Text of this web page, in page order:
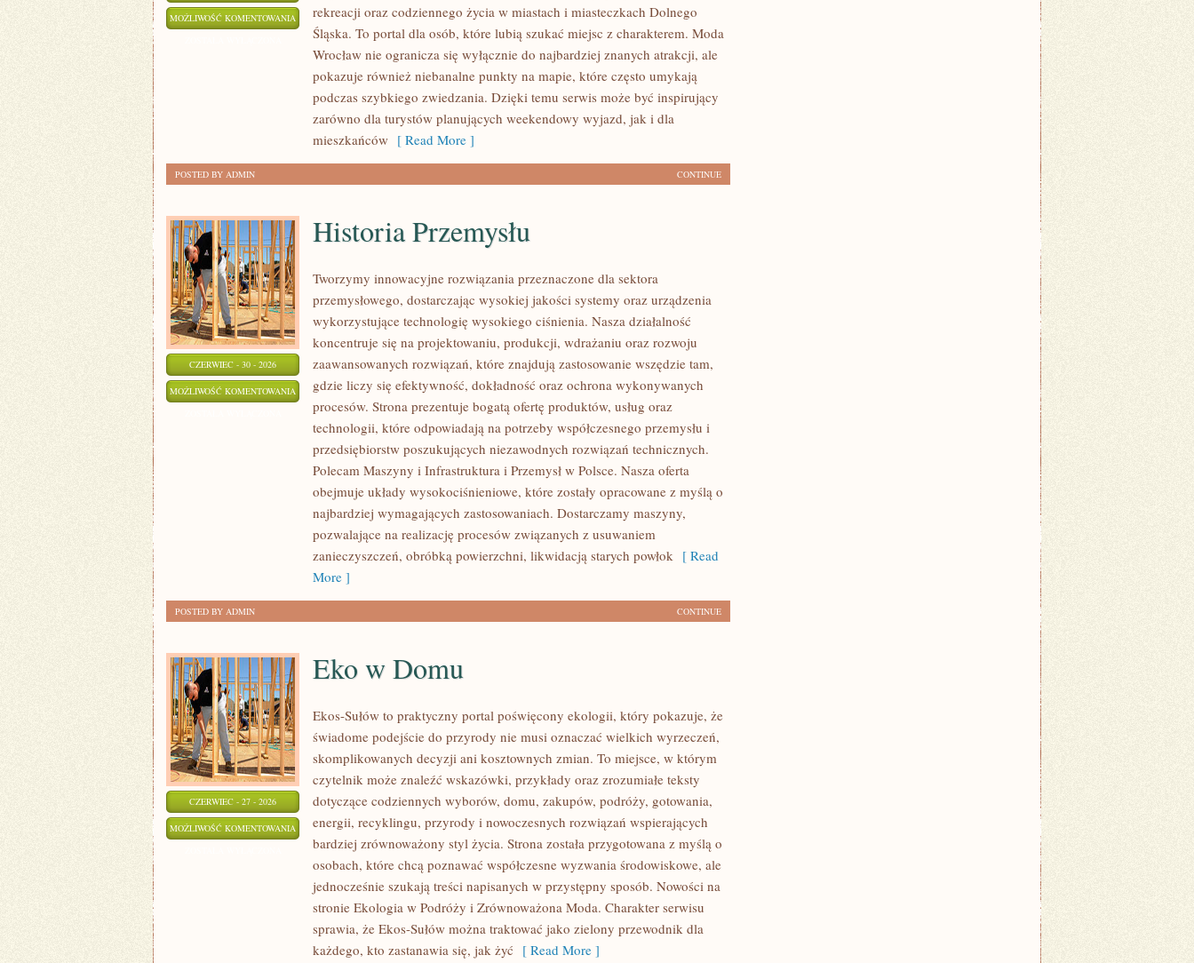
MOŻLIWOŚĆ KOMENTOWANIA WROCŁAW
rekreacji oraz codziennego życia w miastach i miasteczkach Dolnego
Śląska. To portal dla osób, które lubią szukać miejsc z charakterem. Moda
Wrocław nie ogranicza się wyłącznie do najbardziej znanych atrakcji, ale
pokazuje również niebanalne punkty na mapie, które często umykają
podczas szybkiego zwiedzania. Dzięki temu serwis może być inspirujący
zarówno dla turystów planujących weekendowy wyjazd, jak i dla
mieszkańców [ Read More ]
CONTINUE
POSTED BY ADMIN
CZERWIEC - 30 - 2026
MOŻLIWOŚĆ KOMENTOWANIA HISTORIA
PRZEMYSŁU
Historia Przemysłu
Tworzymy innowacyjne rozwiązania przeznaczone dla sektora
przemysłowego, dostarczając wysokiej jakości systemy oraz urządzenia
wykorzystujące technologię wysokiego ciśnienia. Nasza działalność
koncentruje się na projektowaniu, produkcji, wdrażaniu oraz rozwoju
zaawansowanych rozwiązań, które znajdują zastosowanie wszędzie tam,
gdzie liczy się efektywność, dokładność oraz ochrona wykonywanych
procesów. Strona prezentuje bogatą ofertę produktów, usług oraz
technologii, które odpowiadają na potrzeby współczesnego przemysłu i
przedsiębiorstw poszukujących niezawodnych rozwiązań technicznych.
Polecam Maszyny i Infrastruktura i Przemysł w Polsce. Nasza oferta
obejmuje układy wysokociśnieniowe, które zostały opracowane z myślą o
najbardziej wymagających zastosowaniach. Dostarczamy maszyny,
pozwalające na realizację procesów związanych z usuwaniem
zanieczyszczeń, obróbką powierzchni, likwidacją starych powłok [ Read
More ]
CONTINUE
POSTED BY ADMIN
CZERWIEC - 27 - 2026
MOŻLIWOŚĆ KOMENTOWANIA
DOMU
Eko w Domu
Ekos-Sułów to praktyczny portal poświęcony ekologii, który pokazuje, że
świadome podejście do przyrody nie musi oznaczać wielkich wyrzeczeń,
skomplikowanych decyzji ani kosztownych zmian. To miejsce, w którym
czytelnik może znaleźć wskazówki, przykłady oraz zrozumiałe teksty
dotyczące codziennych wyborów, domu, zakupów, podróży, gotowania,
energii, recyklingu, przyrody i nowoczesnych rozwiązań wspierających
bardziej zrównoważony styl życia. Strona została przygotowana z myślą o
osobach, które chcą poznawać współczesne wyzwania środowiskowe, ale
jednocześnie szukają treści napisanych w przystępny sposób. Nowości na
stronie Ekologia w Podróży i Zrównoważona Moda. Charakter serwisu
sprawia, że Ekos-Sułów można traktować jako zielony przewodnik dla
każdego, kto zastanawia się, jak żyć [ Read More ]